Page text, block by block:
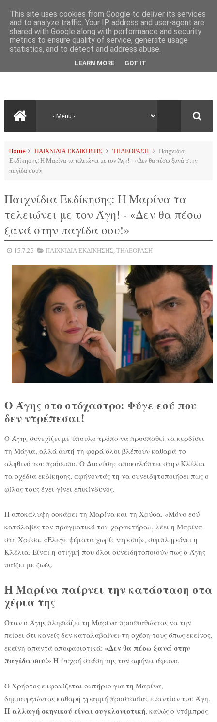
Home ΠΑΙΧΝΙΔΙΑ ΕΚΔΙΚΗΣΗΣ ΤΗΛΕΟΡΑΣΗ
Παιχνίδια
Εκδίκησης: Η Μαρίνα τα τελειώνει με τον Άγη! - «Δεν θα πέσω ξανά στην
παγίδα σου!»
Παιχνίδια Εκδίκησης: Η Μαρίνα τα
τελειώνει με τον Άγη! - «Δεν θα πέσω
ξανά στην παγίδα σου!»
15.7.25 ΠΑΙΧΝΙΔΙΑ ΕΚΔΙΚΗΣΗΣ, ΤΗΛΕΟΡΑΣΗ
Ο Άγης στο στόχαστρο: Φύγε εσύ που
δεν ντρέπεσαι!
Ο Άγης συνεχίζει με ύπουλο τρόπο να προσπαθεί να κερδίσει
τη Μάγια, αλλά αυτή τη φορά όλοι βλέπουν καθαρά το
αληθινό του πρόσωπο. Ο Διονύσης αποκαλύπτει στην Κλέλια
τα σχέδια εκδίκησης, αφήνοντάς τη να συνειδητοποιήσει πως ο
φίλος τους έχει γίνει επικίνδυνος.
Η αποκάλυψη σοκάρει τη Μαρίνα και τη Χρύσα. «Μόνο εσύ
κατάλαβες τον πραγματικό του χαρακτήρα», λέει η Μαρίνα
στη Χρύσα. «Έλεγε ψέματα χωρίς ντροπή», συμπληρώνει η
Κλέλια. Είναι η στιγμή που όλοι συνειδητοποιούν πως ο Άγης
παίζει με ζωές.
Η Μαρίνα παίρνει την κατάσταση στα
χέρια της
Όταν ο Άγης πλησιάζει τη Μαρίνα προσπαθώντας να την
πείσει ότι κανείς δεν καταλαβαίνει τη σχέση τους όπως εκείνος,
εκείνη απαντά αποφασιστικά: «Δεν θα πέσω ξανά στην
παγίδα σου!» Η ψυχρή στάση της τον αφήνει άφωνο.
Ο Χρήστος εμφανίζεται σωτήριο για τη Μαρίνα,
δημιουργώντας καθαρή γραμμή προστασίας εναντίον του Άγη.
Η αλλαγή σκηνικού είναι συγκλονιστική, καθώς ο ντόμπρος
This site uses cookies from Google to deliver its services
and to analyze traffic. Your IP address and user-agent are
shared with Google along with performance and security
metrics to ensure quality of service, generate usage
statistics, and to detect and address abuse.
LEARN MORE GOT IT